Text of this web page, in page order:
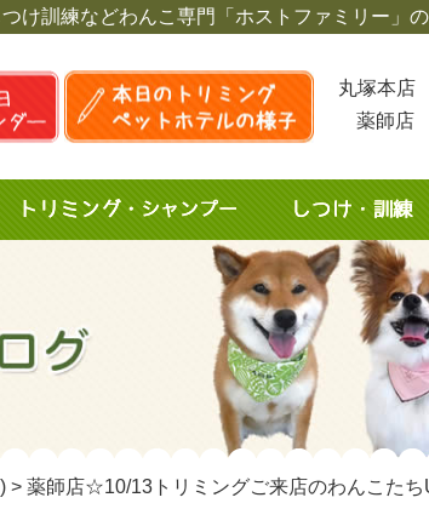
け訓練などわんこ専門「ホストファミリー」
丸塚本店
薬師店
> 薬師店☆10/13トリミングご来店のわんこた